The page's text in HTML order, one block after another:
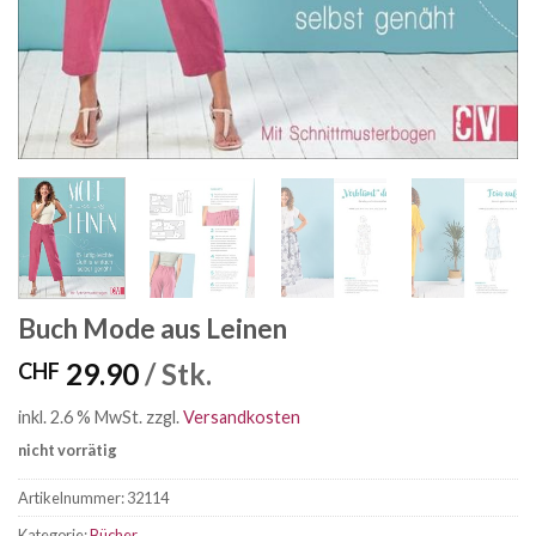
Buch Mode aus Leinen
CHF 29.90/ Stk.
inkl. 2.6 % MwSt. zzgl.Versandkosten
nicht vorrätig
Artikelnummer:32114